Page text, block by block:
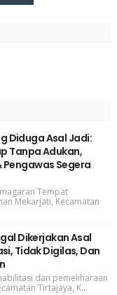
Diduga Asal Jadi:
Tanpa Adukan,
Segera
Tempat
Mekarjati, Kecamatan
Dikerjakan Asal
Tidak Digilas, Dan
dan pemeliharaan
Tirtajaya, K...